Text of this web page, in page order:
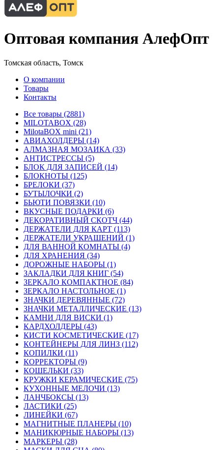
Оптовая компания АлефОпт
Томская область, Томск
О компании
Товары
Контакты
Все товары (2881)
MILOTABOX (28)
MilotaBOX mini (21)
АВИАХОЛДЕРЫ (14)
АЛМАЗНАЯ МОЗАИКА (33)
АНТИСТРЕССЫ (5)
БЛОК ДЛЯ ЗАПИСЕЙ (14)
БЛОКНОТЫ (125)
БРЕЛОКИ (37)
БУТЫЛОЧКИ (2)
БЬЮТИ ПОВЯЗКИ (10)
ВКУСНЫЕ ПОДАРКИ (6)
ДЕКОРАТИВНЫЙ СКОТЧ (44)
ДЕРЖАТЕЛИ ДЛЯ КАРТ (113)
ДЕРЖАТЕЛИ УКРАШЕНИЙ (1)
ДЛЯ ВАННОЙ КОМНАТЫ (4)
ДЛЯ ХРАНЕНИЯ (34)
ДОРОЖНЫЕ НАБОРЫ (1)
ЗАКЛАДКИ ДЛЯ КНИГ (54)
ЗЕРКАЛО КОМПАКТНОЕ (84)
ЗЕРКАЛО НАСТОЛЬНОЕ (1)
ЗНАЧКИ ДЕРЕВЯННЫЕ (72)
ЗНАЧКИ МЕТАЛЛИЧЕСКИЕ (13)
КАМНИ ДЛЯ ВИСКИ (1)
КАРДХОЛДЕРЫ (43)
КИСТИ КОСМЕТИЧЕСКИЕ (17)
КОНТЕЙНЕРЫ ДЛЯ ЛИНЗ (112)
КОПИЛКИ (11)
КОРРЕКТОРЫ (9)
КОШЕЛЬКИ (33)
КРУЖКИ КЕРАМИЧЕСКИЕ (75)
КУХОННЫЕ МЕЛОЧИ (13)
ЛАНЧБОКСЫ (13)
ЛАСТИКИ (25)
ЛИНЕЙКИ (67)
МАГНИТНЫЕ ПЛАНЕРЫ (10)
МАНИКЮРНЫЕ НАБОРЫ (13)
МАРКЕРЫ (28)